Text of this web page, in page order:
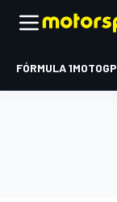
FÓRMULA 1MOTOGP